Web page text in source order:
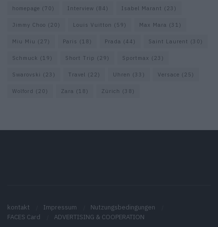
homepage (70) Interview (84) Isabel Marant (23)
Jimmy Choo (20) Louis Vuitton (59) Max Mara (31)
Miu Miu (27) Paris (18) Prada (44) Saint Laurent (30)
Schmuck (19) Short Trip (29) Sportmax (23)
Swarovski (23) Travel (22) Uhren (33) Versace (25)
Wolford (20) Zara (18) Zürich (38)
kontakt Impressum
Nutzungsbedingungen
FACES Card
ADVERTISING & COOPERATION